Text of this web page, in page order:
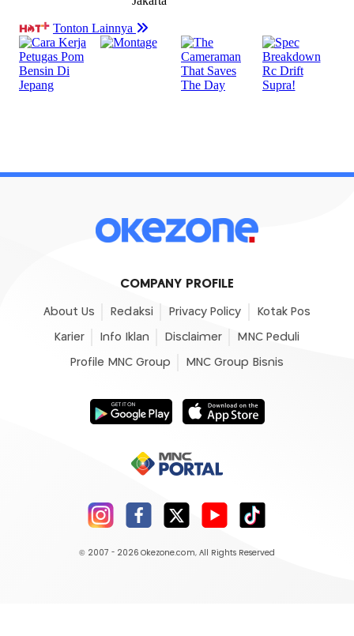
COMPANY PROFILE
About Us Redaksi Privacy Policy Kotak Pos
Karier Info Iklan Disclaimer MNC Peduli
Profile MNC Group MNC Group Bisnis
© 2007 - 2026 Okezone.com, All Rights Reserved